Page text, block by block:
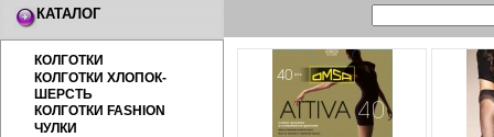
КАТАЛОГ
КОЛГОТКИ
КОЛГОТКИ ХЛОПОК-
ШЕРСТЬ
КОЛГОТКИ FASHION
ЧУЛКИ